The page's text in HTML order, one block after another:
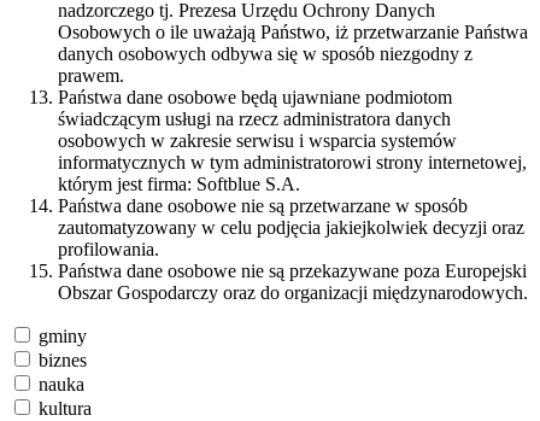
nadzorczego tj. Prezesa Urzędu Ochrony Danych
Osobowych o ile uważają Państwo, iż przetwarzanie Państwa
danych osobowych odbywa się w sposób niezgodny z
prawem.
Państwa dane osobowe będą ujawniane podmiotom
świadczącym usługi na rzecz administratora danych
osobowych w zakresie serwisu i wsparcia systemów
informatycznych w tym administratorowi strony internetowej,
którym jest firma: Softblue S.A.
Państwa dane osobowe nie są przetwarzane w sposób
zautomatyzowany w celu podjęcia jakiejkolwiek decyzji oraz
profilowania.
Państwa dane osobowe nie są przekazywane poza Europejski
Obszar Gospodarczy oraz do organizacji międzynarodowych.
gminy
biznes
nauka
kultura